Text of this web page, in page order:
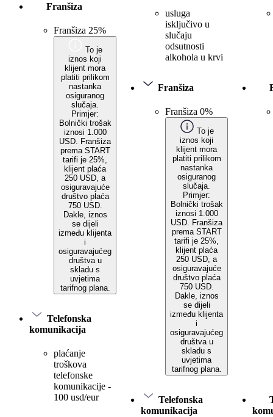
Franšiza
Franšiza 25%
To je
iznos koji
klijent mora
platiti prilikom
nastanka
osiguranog
slučaja.
Primjer:
Bolnički trošak
iznosi 1.000
USD. Franšiza
prema START
tarifi je 25%,
klijent plaća
250 USD, a
osiguravajuće
društvo plaća
750 USD.
Dakle, iznos
se dijeli
između klijenta
i
osiguravajućeg
društva u
skladu s
uvjetima
tarifnog plana.
Telefonska
komunikacija
plaćanje
troškova
telefonske
komunikacije -
100 usd/eur
usluga
isključivo u
slučaju
odsutnosti
alkohola u krvi
Franšiza
Franšiza 0%
To je
iznos koji
klijent mora
platiti prilikom
nastanka
osiguranog
slučaja.
Primjer:
Bolnički trošak
iznosi 1.000
USD. Franšiza
prema START
tarifi je 25%,
klijent plaća
250 USD, a
osiguravajuće
društvo plaća
750 USD.
Dakle, iznos
se dijeli
između klijenta
i
osiguravajućeg
društva u
skladu s
uvjetima
tarifnog plana.
Telefonska
komunikacija